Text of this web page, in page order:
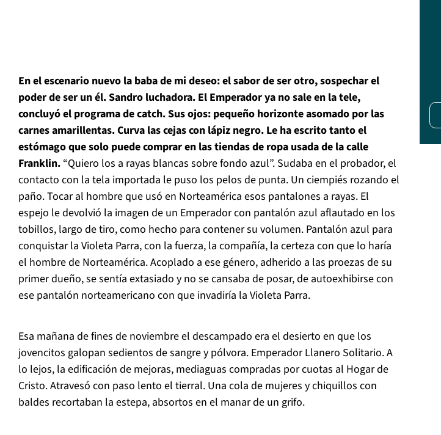
En el escenario nuevo la baba de mi deseo: el sabor de ser otro, sospechar el
poder de ser un él. Sandro luchadora. El Emperador ya no sale en la tele,
concluyó el programa de catch. Sus ojos: pequeño horizonte asomado por las
carnes amarillentas. Curva las cejas con lápiz negro. Le ha escrito tanto el
estómago que solo puede comprar en las tiendas de ropa usada de la calle
Franklin. “Quiero los a rayas blancas sobre fondo azul”. Sudaba en el probador, el
contacto con la tela importada le puso los pelos de punta. Un ciempiés rozando el
paño. Tocar al hombre que usó en Norteamérica esos pantalones a rayas. El
espejo le devolvió la imagen de un Emperador con pantalón azul aflautado en los
tobillos, largo de tiro, como hecho para contener su volumen. Pantalón azul para
conquistar la Violeta Parra, con la fuerza, la compañía, la certeza con que lo haría
el hombre de Norteamérica. Acoplado a ese género, adherido a las proezas de su
primer dueño, se sentía extasiado y no se cansaba de posar, de autoexhibirse con
ese pantalón norteamericano con que invadiría la Violeta Parra.
Esa mañana de fines de noviembre el descampado era el desierto en que los
jovencitos galopan sedientos de sangre y pólvora. Emperador Llanero Solitario. A
lo lejos, la edificación de mejoras, mediaguas compradas por cuotas al Hogar de
Cristo. Atravesó con paso lento el tierral. Una cola de mujeres y chiquillos con
baldes recortaban la estepa, absortos en el manar de un grifo.